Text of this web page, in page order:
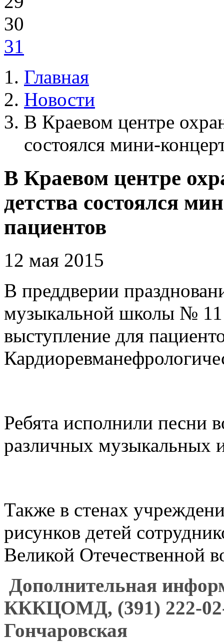
30
31
Главная
Новости
В Краевом центре
состоялся мини-
В Краевом центре
детства состоялся
пациентов
12 мая 2015
В преддверии
музыкальной школы № 11
выступление для
Ребята исполнили песни
различных музыкальных
Также в стенах
рисунков детей
Великой Отечественной
Дополнительная
КККЦОМД, (391) 222-
Гончаровская